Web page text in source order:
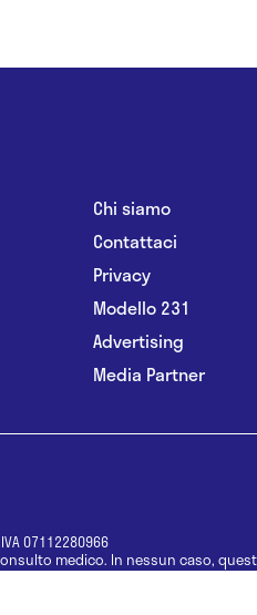
Chi siamo
Contattaci
Privacy
Modello 231
Advertising
Media Partner
07112280966
medico. In nessun caso,
le informazioni disponibili